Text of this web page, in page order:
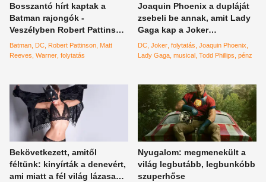
Bosszantó hírt kaptak a
Batman rajongók -
Veszélyben Robert Pattinson
visszatérése?
Batman DC Robert Pattinson Matt
Reeves Warner folytatás
Joaquin Phoenix a dupláját
zsebeli be annak, amit Lady
Gaga kap a Joker
folytatásáért
DC Joker folytatás Joaquin Phoenix
Lady Gaga musical Todd Phillips pénz
Bekövetkezett, amitől
féltünk: kinyírták a denevért,
ami miatt a fél világ lázasan
Nyugalom: megmenekült a
világ legbutább, legbunkóbb
szuperhőse